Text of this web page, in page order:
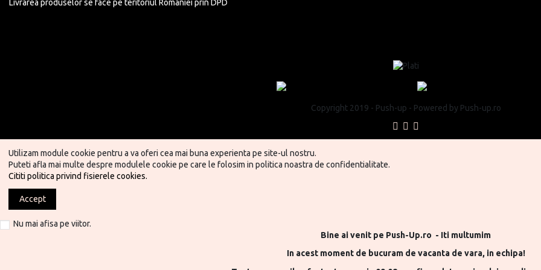
Livrarea produselor se face pe teritoriul Romaniei prin DPD
Copyright 2019 - Push-up - Powered by Push-up.ro
Utilizam module cookie pentru a va oferi cea mai buna experienta pe site-ul nostru.
Puteti afla mai multe despre modulele cookie pe care le folosim in politica noastra de confidentialitate.
Cititi politica privind fisierele cookies.
Accept
Nu mai afisa pe viitor.
Bine ai venit pe Push-Up.ro - Iti multumim
In acest moment de bucuram de vacanta de vara, in echipa!